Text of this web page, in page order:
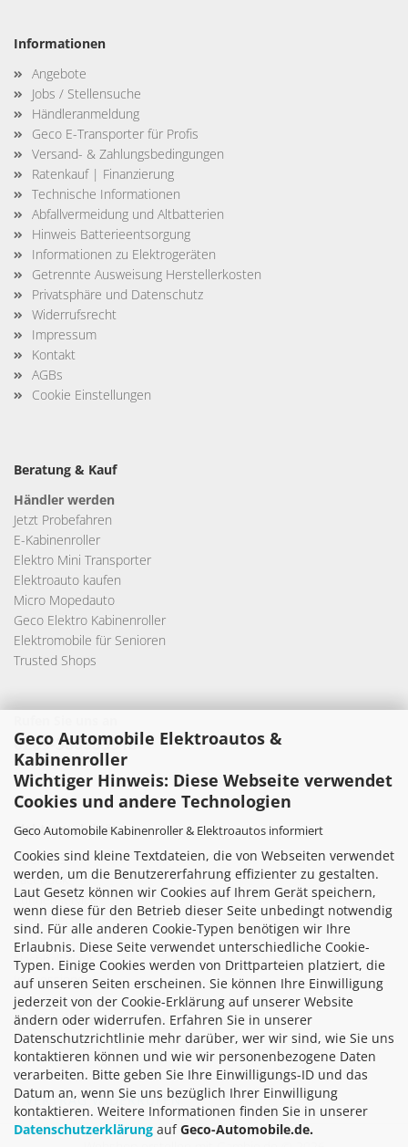
Geco Automobile Elektroautos &
Kabinenroller
Wichtiger Hinweis: Diese Webseite verwendet
Cookies und andere Technologien
Geco Automobile Kabinenroller & Elektroautos informiert
Cookies sind kleine Textdateien, die von Webseiten verwendet
werden, um die Benutzererfahrung effizienter zu gestalten.
Laut Gesetz können wir Cookies auf Ihrem Gerät speichern,
wenn diese für den Betrieb dieser Seite unbedingt notwendig
sind. Für alle anderen Cookie-Typen benötigen wir Ihre
Erlaubnis. Diese Seite verwendet unterschiedliche Cookie-
Typen. Einige Cookies werden von Drittparteien platziert, die
auf unseren Seiten erscheinen. Sie können Ihre Einwilligung
jederzeit von der Cookie-Erklärung auf unserer Website
ändern oder widerrufen. Erfahren Sie in unserer
Datenschutzrichtlinie mehr darüber, wer wir sind, wie Sie uns
kontaktieren können und wie wir personenbezogene Daten
verarbeiten. Bitte geben Sie Ihre Einwilligungs-ID und das
Datum an, wenn Sie uns bezüglich Ihrer Einwilligung
kontaktieren. Weitere Informationen finden Sie in unserer
Datenschutzerklärung aufGeco-Automobile.de.
Informationen
Angebote
Jobs / Stellensuche
Händleranmeldung
Geco E-Transporter für Profis
Versand- & Zahlungsbedingungen
Ratenkauf | Finanzierung
Technische Informationen
Abfallvermeidung und Altbatterien
Hinweis Batterieentsorgung
Informationen zu Elektrogeräten
Getrennte Ausweisung Herstellerkosten
Privatsphäre und Datenschutz
Widerrufsrecht
Impressum
Kontakt
AGBs
Cookie Einstellungen
Beratung & Kauf
Händler werden
Jetzt Probefahren
E-Kabinenroller
Elektro Mini Transporter
Elektroauto kaufen
Micro Mopedauto
Geco Elektro Kabinenroller
Elektromobile für Senioren
Trusted Shops
0209-380683916
Elektromobilität
Über uns
Facebook
Kundenservice
Fahrzeugcheck
Leasing
Nachhaltigkeit
Impressionen
Partner
Produktkatalog
VERTRAG WIDERRUFEN